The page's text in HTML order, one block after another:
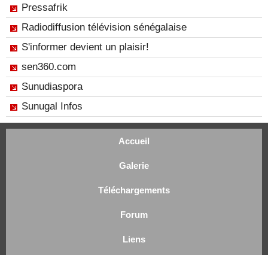
Pressafrik
Radiodiffusion télévision sénégalaise
S'informer devient un plaisir!
sen360.com
Sunudiaspora
Sunugal Infos
Accueil
Galerie
Téléchargements
Forum
Liens